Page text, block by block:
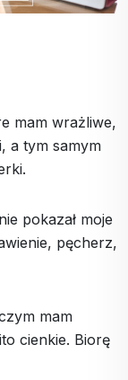
mam wrażliwe,
a tym samym
pokazał moje
pęcherz,
mam
cienkie. Biorę